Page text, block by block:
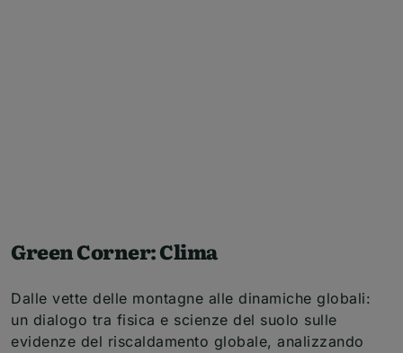
Green Corner: Clima
Dalle vette delle montagne alle dinamiche globali:
un dialogo tra fisica e scienze del suolo sulle
evidenze del riscaldamento globale, analizzando